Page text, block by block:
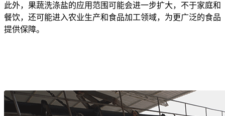
此外，果蔬洗涤盐的应用范围可能会进一步扩大，不于家庭和
餐饮，还可能进入农业生产和食品加工领域，为更广泛的食品
提供保障。